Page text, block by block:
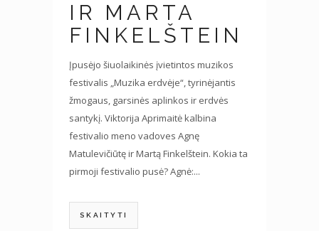
IR MARTA
FINKELŠTEIN
Įpusėjo šiuolaikinės įvietintos muzikos
festivalis „Muzika erdvėje“, tyrinėjantis
žmogaus, garsinės aplinkos ir erdvės
santykį. Viktorija Aprimaitė kalbina
festivalio meno vadoves Agnę
Matulevičiūtę ir Martą Finkelštein. Kokia ta
pirmoji festivalio pusė? Agnė:...
SKAITYTI